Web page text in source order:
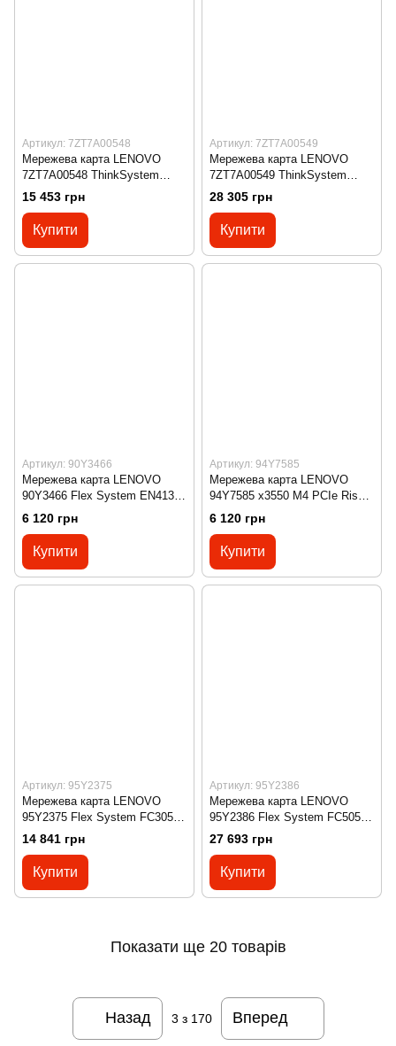
Артикул: 7ZT7A00548
Мережева карта LENOVO
7ZT7A00548 ThinkSystem
10Gb 2-port Base-T LOM
15 453 грн
Купити
Артикул: 7ZT7A00549
Мережева карта LENOVO
7ZT7A00549 ThinkSystem
10Gb 4-port Base-T LOM
28 305 грн
Купити
Артикул: 90Y3466
Мережева карта LENOVO
90Y3466 Flex System EN4132
2-port 10Gb Ethernet Adapter
6 120 грн
Купити
Артикул: 94Y7585
Мережева карта LENOVO
94Y7585 x3550 M4 PCIe Riser
Card 1 (1 x16 LP Slot)
6 120 грн
Купити
Артикул: 95Y2375
Мережева карта LENOVO
95Y2375 Flex System FC3052
2-port 8Gb FC Adapter
14 841 грн
Купити
Артикул: 95Y2386
Мережева карта LENOVO
95Y2386 Flex System FC5052
2-port 16Gb FC Adapter
27 693 грн
Купити
Показати ще 20 товарів
Назад 3 з 170 Вперед